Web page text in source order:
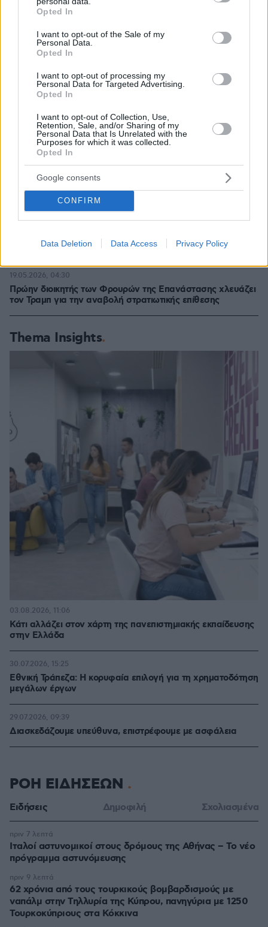
grant or deny consent to Google and its third-party tags to
use your data for below specified purposes in below Google
consent section.
Opted In
I want to opt-out of the Sale of my
Personal Data.
Opted In
I want to opt-out of processing my
Personal Data for Targeted Advertising.
Opted In
I want to opt-out of Collection, Use,
Retention, Sale, and/or Sharing of my
Personal Data that Is Unrelated with the
Purposes for which it was collected.
Opted In
Google consents
CONFIRM
Data Deletion Data Access Privacy Policy
Πρώην διοικητής των Φρουρών της Επανάστασης χλευάζει
τον Τραμπ για την αναβολή στρατιωτικής επίθεσης
19.05.2026, 04:30
Thema Insights
Κάτι αλλάζει στον χάρτη της πανεπιστημιακής εκπαίδευσης
στην Ελλάδα
03.08.2026, 11:06
Εθνική Τράπεζα: Η κορυφαία επιλογή για τη χρηματοδότηση
μεγάλων έργων
30.07.2026, 15:25
Διασκεδάζουμε υπεύθυνα, επιστρέφουμε με ασφάλεια
29.07.2026, 09:39
ΡΟΗ ΕΙΔΗΣΕΩΝ
Ειδήσεις Δημοφιλή Σχολιασμένα
Ιταλοί αστυνομικοί στους δρόμους της Αθήνας – Το νέο
πρόγραμμα αστυνόμευσης
πριν 7 λεπτά
62 χρόνια από τους τουρκικούς βομβαρδισμούς με
ναπάλμ στην Τηλλυρία της Κύπρου, πανηγύρια με 1250
Τουρκοκύπριους στα Κόκκινα
πριν 9 λεπτά